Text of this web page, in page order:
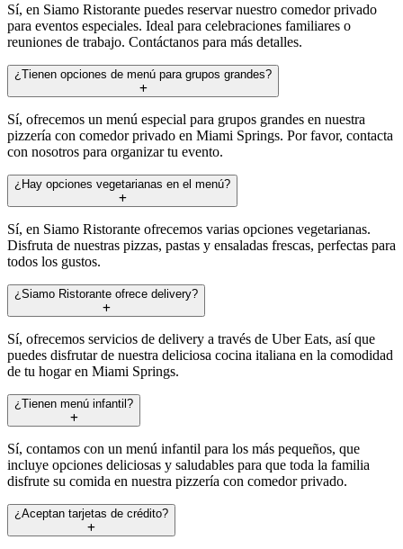
Sí, en Siamo Ristorante puedes reservar nuestro comedor privado
para eventos especiales. Ideal para celebraciones familiares o
reuniones de trabajo. Contáctanos para más detalles.
¿Tienen opciones de menú para grupos grandes?
Sí, ofrecemos un menú especial para grupos grandes en nuestra
pizzería con comedor privado en Miami Springs. Por favor, contacta
con nosotros para organizar tu evento.
¿Hay opciones vegetarianas en el menú?
Sí, en Siamo Ristorante ofrecemos varias opciones vegetarianas.
Disfruta de nuestras pizzas, pastas y ensaladas frescas, perfectas para
todos los gustos.
¿Siamo Ristorante ofrece delivery?
Sí, ofrecemos servicios de delivery a través de Uber Eats, así que
puedes disfrutar de nuestra deliciosa cocina italiana en la comodidad
de tu hogar en Miami Springs.
¿Tienen menú infantil?
Sí, contamos con un menú infantil para los más pequeños, que
incluye opciones deliciosas y saludables para que toda la familia
disfrute su comida en nuestra pizzería con comedor privado.
¿Aceptan tarjetas de crédito?